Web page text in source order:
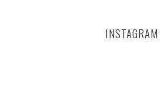
INSTAGRAM